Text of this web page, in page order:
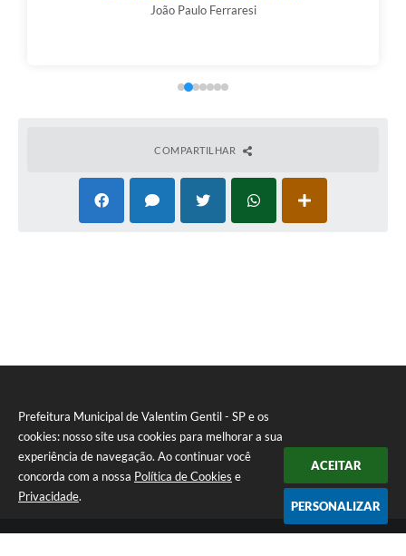
Prefeitura Municipal de Valentim Gentil - SP e os
cookies: nosso site usa cookies para melhorar a sua
experiência de navegação. Ao continuar você
concorda com a nossa Política de Cookies e
Privacidade.
ACEITAR
PERSONALIZAR
João Paulo Ferraresi
COMPARTILHAR